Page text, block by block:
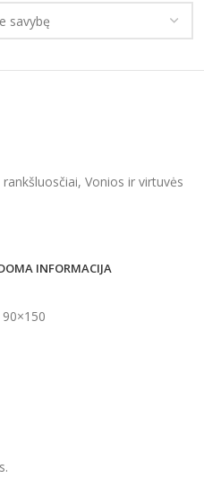
, Vonios ir virtuvės
INFORMACIJA